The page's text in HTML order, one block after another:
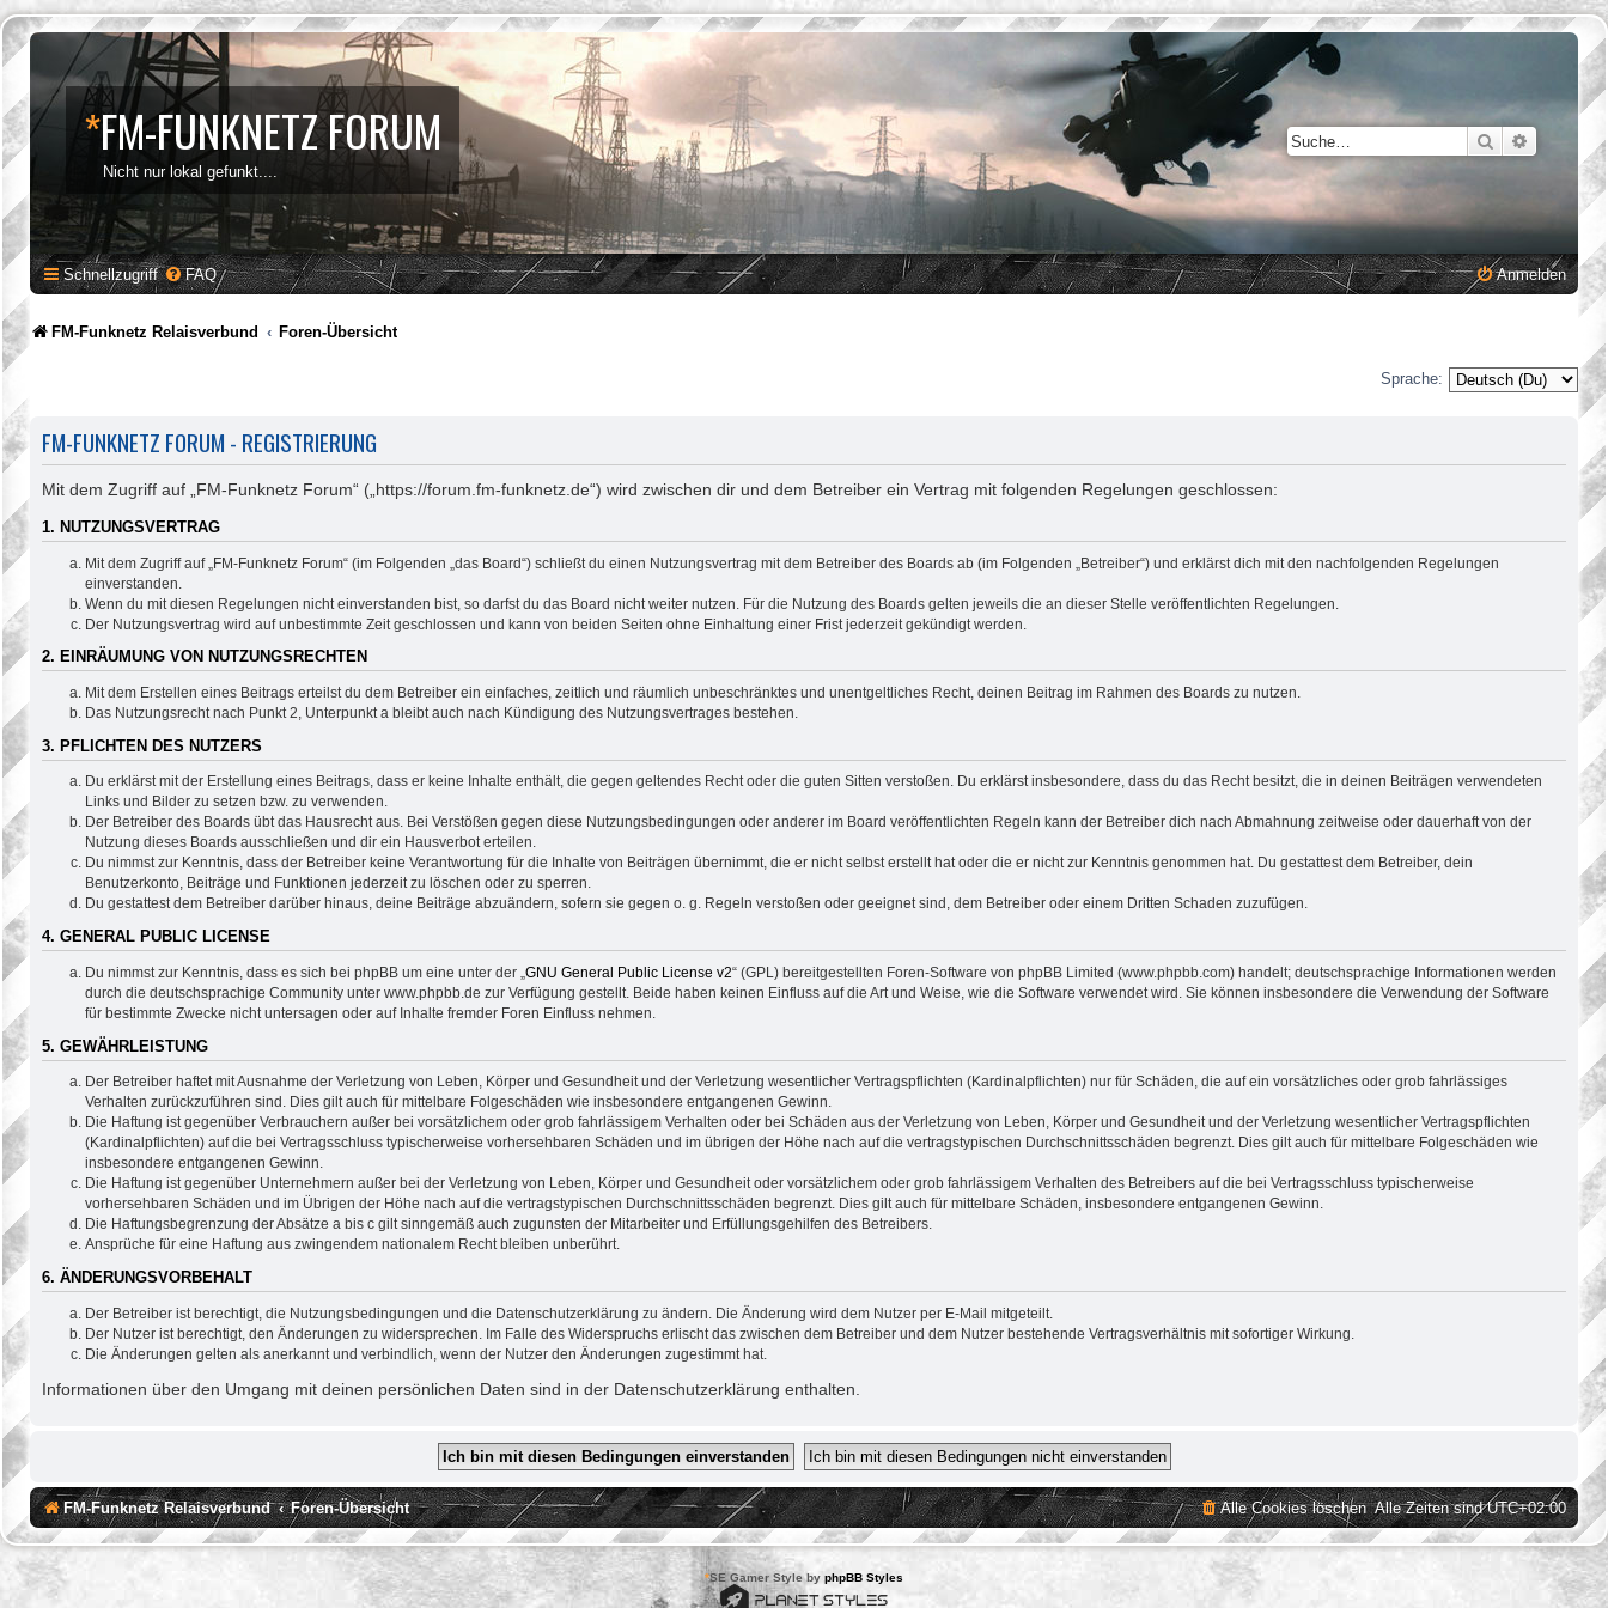
*FM-FUNKNETZ FORUM
Nicht nur lokal gefunkt....
Suche
Schnellzugriff FAQ Anmelden
FM-Funknetz Relaisverbund Foren-Übersicht
Sprache:
FM-FUNKNETZ FORUM - REGISTRIERUNG
Mit dem Zugriff auf „FM-Funknetz Forum“ („https://forum.fm-funknetz.de“) wird zwischen dir und dem Betreiber ein Vertrag mit folgenden Regelungen geschlossen:
1. NUTZUNGSVERTRAG
Mit dem Zugriff auf „FM-Funknetz Forum“ (im Folgenden „das Board“) schließt du einen Nutzungsvertrag mit dem Betreiber des Boards ab (im Folgenden „Betreiber“) und erklärst dich mit den nachfolgenden Regelungen
einverstanden.
Wenn du mit diesen Regelungen nicht einverstanden bist, so darfst du das Board nicht weiter nutzen. Für die Nutzung des Boards gelten jeweils die an dieser Stelle veröffentlichten Regelungen.
Der Nutzungsvertrag wird auf unbestimmte Zeit geschlossen und kann von beiden Seiten ohne Einhaltung einer Frist jederzeit gekündigt werden.
2. EINRÄUMUNG VON NUTZUNGSRECHTEN
Mit dem Erstellen eines Beitrags erteilst du dem Betreiber ein einfaches, zeitlich und räumlich unbeschränktes und unentgeltliches Recht, deinen Beitrag im Rahmen des Boards zu nutzen.
Das Nutzungsrecht nach Punkt 2, Unterpunkt a bleibt auch nach Kündigung des Nutzungsvertrages bestehen.
3. PFLICHTEN DES NUTZERS
Du erklärst mit der Erstellung eines Beitrags, dass er keine Inhalte enthält, die gegen geltendes Recht oder die guten Sitten verstoßen. Du erklärst insbesondere, dass du das Recht besitzt, die in deinen Beiträgen verwendeten
Links und Bilder zu setzen bzw. zu verwenden.
Der Betreiber des Boards übt das Hausrecht aus. Bei Verstößen gegen diese Nutzungsbedingungen oder anderer im Board veröffentlichten Regeln kann der Betreiber dich nach Abmahnung zeitweise oder dauerhaft von der
Nutzung dieses Boards ausschließen und dir ein Hausverbot erteilen.
Du nimmst zur Kenntnis, dass der Betreiber keine Verantwortung für die Inhalte von Beiträgen übernimmt, die er nicht selbst erstellt hat oder die er nicht zur Kenntnis genommen hat. Du gestattest dem Betreiber, dein
Benutzerkonto, Beiträge und Funktionen jederzeit zu löschen oder zu sperren.
Du gestattest dem Betreiber darüber hinaus, deine Beiträge abzuändern, sofern sie gegen o. g. Regeln verstoßen oder geeignet sind, dem Betreiber oder einem Dritten Schaden zuzufügen.
4. GENERAL PUBLIC LICENSE
Du nimmst zur Kenntnis, dass es sich bei phpBB um eine unter der „ GNU General Public License v2“ (GPL) bereitgestellten Foren-Software von phpBB Limited (www.phpbb.com) handelt; deutschsprachige Informationen werden
durch die deutschsprachige Community unter www.phpbb.de zur Verfügung gestellt. Beide haben keinen Einfluss auf die Art und Weise, wie die Software verwendet wird. Sie können insbesondere die Verwendung der Software
für bestimmte Zwecke nicht untersagen oder auf Inhalte fremder Foren Einfluss nehmen.
5. GEWÄHRLEISTUNG
Der Betreiber haftet mit Ausnahme der Verletzung von Leben, Körper und Gesundheit und der Verletzung wesentlicher Vertragspflichten (Kardinalpflichten) nur für Schäden, die auf ein vorsätzliches oder grob fahrlässiges
Verhalten zurückzuführen sind. Dies gilt auch für mittelbare Folgeschäden wie insbesondere entgangenen Gewinn.
Die Haftung ist gegenüber Verbrauchern außer bei vorsätzlichem oder grob fahrlässigem Verhalten oder bei Schäden aus der Verletzung von Leben, Körper und Gesundheit und der Verletzung wesentlicher Vertragspflichten
(Kardinalpflichten) auf die bei Vertragsschluss typischerweise vorhersehbaren Schäden und im übrigen der Höhe nach auf die vertragstypischen Durchschnittsschäden begrenzt. Dies gilt auch für mittelbare Folgeschäden wie
insbesondere entgangenen Gewinn.
Die Haftung ist gegenüber Unternehmern außer bei der Verletzung von Leben, Körper und Gesundheit oder vorsätzlichem oder grob fahrlässigem Verhalten des Betreibers auf die bei Vertragsschluss typischerweise
vorhersehbaren Schäden und im Übrigen der Höhe nach auf die vertragstypischen Durchschnittsschäden begrenzt. Dies gilt auch für mittelbare Schäden, insbesondere entgangenen Gewinn.
Die Haftungsbegrenzung der Absätze a bis c gilt sinngemäß auch zugunsten der Mitarbeiter und Erfüllungsgehilfen des Betreibers.
Ansprüche für eine Haftung aus zwingendem nationalem Recht bleiben unberührt.
6. ÄNDERUNGSVORBEHALT
Der Betreiber ist berechtigt, die Nutzungsbedingungen und die Datenschutzerklärung zu ändern. Die Änderung wird dem Nutzer per E-Mail mitgeteilt.
Der Nutzer ist berechtigt, den Änderungen zu widersprechen. Im Falle des Widerspruchs erlischt das zwischen dem Betreiber und dem Nutzer bestehende Vertragsverhältnis mit sofortiger Wirkung.
Die Änderungen gelten als anerkannt und verbindlich, wenn der Nutzer den Änderungen zugestimmt hat.
Informationen über den Umgang mit deinen persönlichen Daten sind in der Datenschutzerklärung enthalten.
FM-Funknetz Relaisverbund Foren-Übersicht Alle Zeiten sindUTC+02:00
Alle Cookies löschen
*SE Gamer Style by phpBB Styles